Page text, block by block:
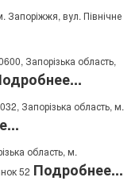
Запоріжжя, вул. Північне
Запорізька область,
Запорізька область, м.
область, м.
52 Подробнее...